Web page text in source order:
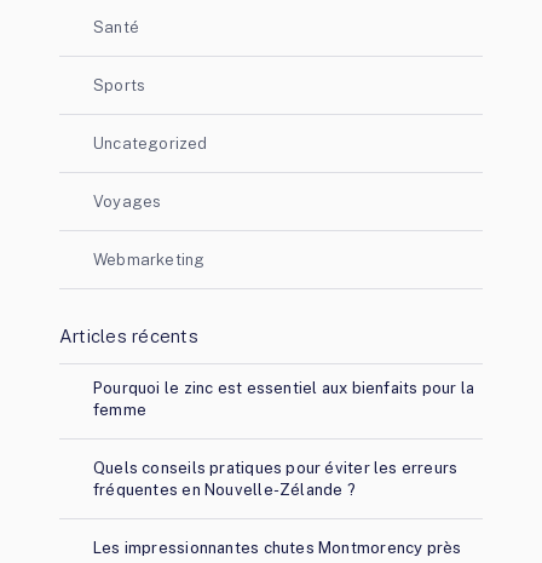
Santé
Sports
Uncategorized
Voyages
Webmarketing
Articles récents
Pourquoi le zinc est essentiel aux bienfaits pour la
femme
Quels conseils pratiques pour éviter les erreurs
fréquentes en Nouvelle-Zélande ?
Les impressionnantes chutes Montmorency près